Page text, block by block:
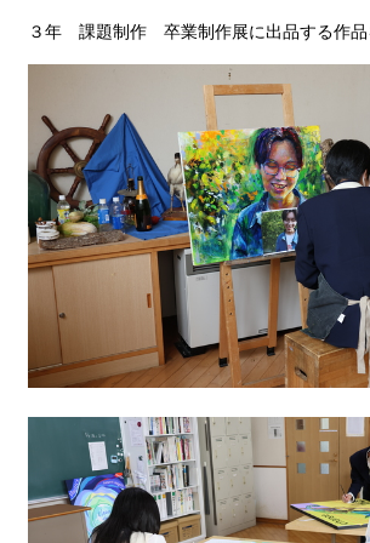
３年 課題制作 卒業制作展に出品する作品